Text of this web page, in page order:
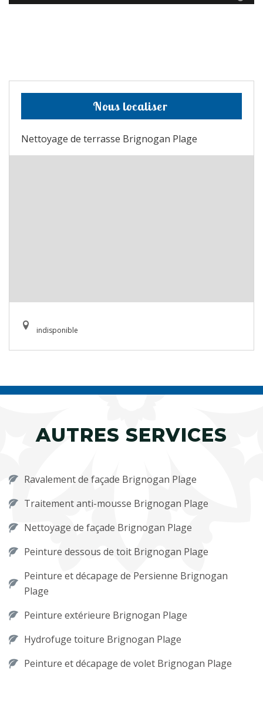
Nous localiser
Nettoyage de terrasse Brignogan Plage
indisponible
AUTRES SERVICES
Ravalement de façade Brignogan Plage
Traitement anti-mousse Brignogan Plage
Nettoyage de façade Brignogan Plage
Peinture dessous de toit Brignogan Plage
Peinture et décapage de Persienne Brignogan
Plage
Peinture extérieure Brignogan Plage
Hydrofuge toiture Brignogan Plage
Peinture et décapage de volet Brignogan Plage